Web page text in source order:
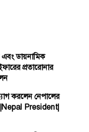
এবং ডায়নামিক
প্রতারোনার
করলেন নেপালের
|Nepal President|